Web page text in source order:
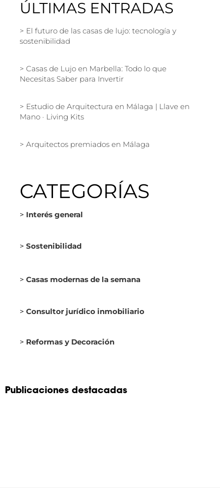
ÚLTIMAS ENTRADAS
El futuro de las casas de lujo: tecnología y
sostenibilidad
Casas de Lujo en Marbella: Todo lo que
Necesitas Saber para Invertir
Estudio de Arquitectura en Málaga | Llave en
Mano · Living Kits
Arquitectos premiados en Málaga
CATEGORÍAS
> Interés general
> Sostenibilidad
> Casas modernas de la semana
> Consultor jurídico inmobiliario
> Reformas y Decoración
Publicaciones destacadas